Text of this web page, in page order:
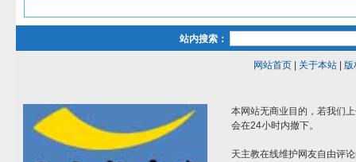
站内搜索：
网站首页| 关于本站| 版
本网站无商业目的，若我们
会在24小时内撤下。
天主教在线维护网友自由评